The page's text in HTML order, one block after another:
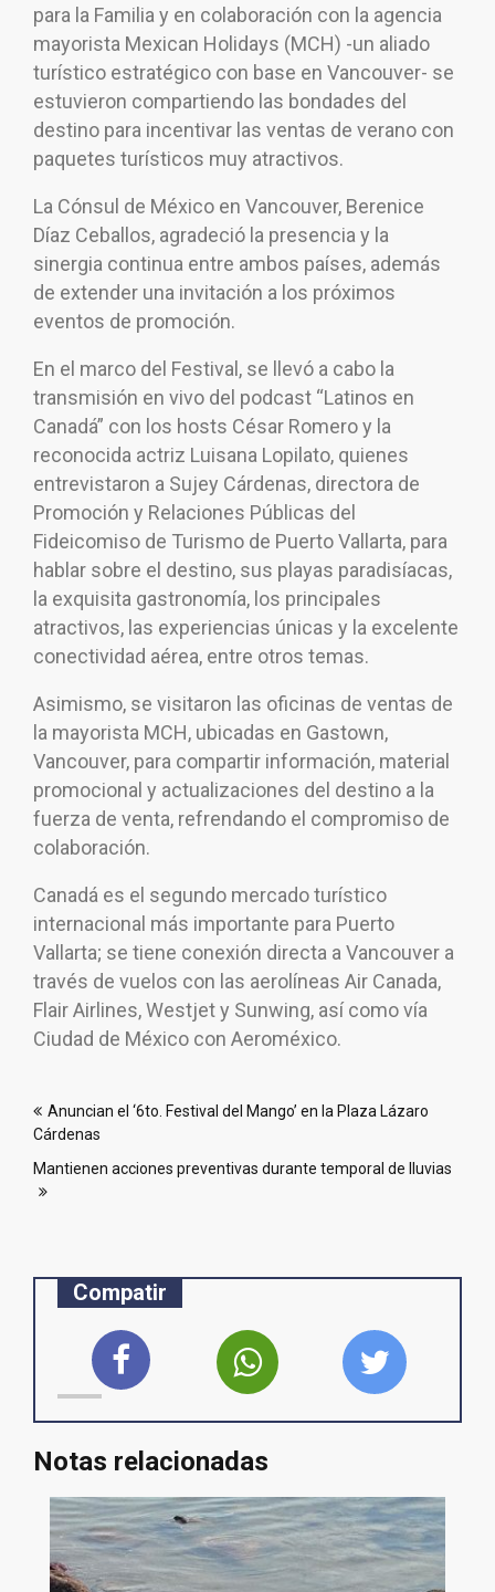
para la Familia y en colaboración con la agencia
mayorista Mexican Holidays (MCH) -un aliado
turístico estratégico con base en Vancouver- se
estuvieron compartiendo las bondades del
destino para incentivar las ventas de verano con
paquetes turísticos muy atractivos.
La Cónsul de México en Vancouver, Berenice
Díaz Ceballos, agradeció la presencia y la
sinergia continua entre ambos países, además
de extender una invitación a los próximos
eventos de promoción.
En el marco del Festival, se llevó a cabo la
transmisión en vivo del podcast “Latinos en
Canadá” con los hosts César Romero y la
reconocida actriz Luisana Lopilato, quienes
entrevistaron a Sujey Cárdenas, directora de
Promoción y Relaciones Públicas del
Fideicomiso de Turismo de Puerto Vallarta, para
hablar sobre el destino, sus playas paradisíacas,
la exquisita gastronomía, los principales
atractivos, las experiencias únicas y la excelente
conectividad aérea, entre otros temas.
Asimismo, se visitaron las oficinas de ventas de
la mayorista MCH, ubicadas en Gastown,
Vancouver, para compartir información, material
promocional y actualizaciones del destino a la
fuerza de venta, refrendando el compromiso de
colaboración.
Canadá es el segundo mercado turístico
internacional más importante para Puerto
Vallarta; se tiene conexión directa a Vancouver a
través de vuelos con las aerolíneas Air Canada,
Flair Airlines, Westjet y Sunwing, así como vía
Ciudad de México con Aeroméxico.
de
entradas
Anuncian el ‘6to. Festival del Mango’ en la Plaza Lázaro
Cárdenas
Mantienen acciones preventivas durante temporal de lluvias
Compatir
Notas relacionadas